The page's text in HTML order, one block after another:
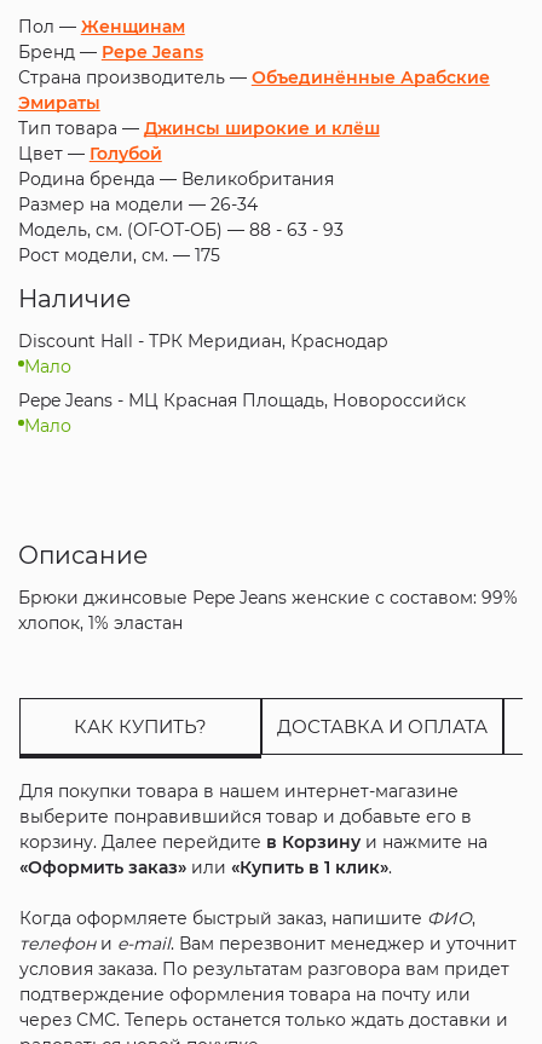
Пол — Женщинам
Бренд — Pepe Jeans
Страна производитель — Объединённые Арабские
Эмираты
Тип товара — Джинсы широкие и клёш
Цвет — Голубой
Родина бренда — Великобритания
Размер на модели — 26-34
Модель, см. (ОГ-ОТ-ОБ) — 88 - 63 - 93
Рост модели, см. — 175
Наличие
Discount Hall - ТРК Меридиан, Краснодар
Мало
Pepe Jeans - МЦ Красная Площадь, Новороссийск
Мало
Описание
Брюки джинсовые Pepe Jeans женские с составом: 99%
хлопок, 1% эластан
КАК КУПИТЬ? ДОСТАВКА И ОПЛАТА
Для покупки товара в нашем интернет-магазине
выберите понравившийся товар и добавьте его в
корзину. Далее перейдите в Корзинуи нажмите на
«Оформить заказ»или «Купить в 1 клик».
Когда оформляете быстрый заказ, напишите ФИО,
телефони e-mail. Вам перезвонит менеджер и уточнит
условия заказа. По результатам разговора вам придет
подтверждение оформления товара на почту или
через СМС. Теперь останется только ждать доставки и